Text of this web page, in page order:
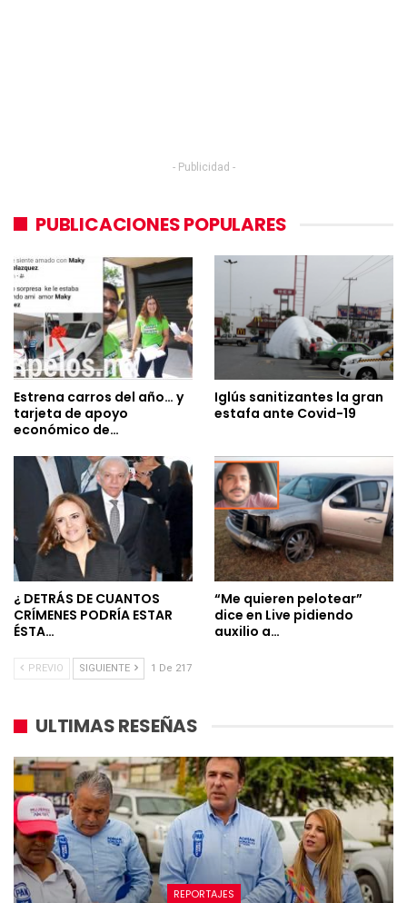
- Publicidad -
PUBLICACIONES POPULARES
Estrena carros del año… y
tarjeta de apoyo
económico de…
Iglús sanitizantes la gran
estafa ante Covid-19
¿ DETRÁS DE CUANTOS
CRÍMENES PODRÍA ESTAR
ÉSTA…
“Me quieren pelotear”
dice en Live pidiendo
auxilio a…
PREVIO SIGUIENTE 1 De 217
ULTIMAS RESEÑAS
REPORTAJES